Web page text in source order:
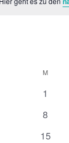
M
0
1
0
8
0
15